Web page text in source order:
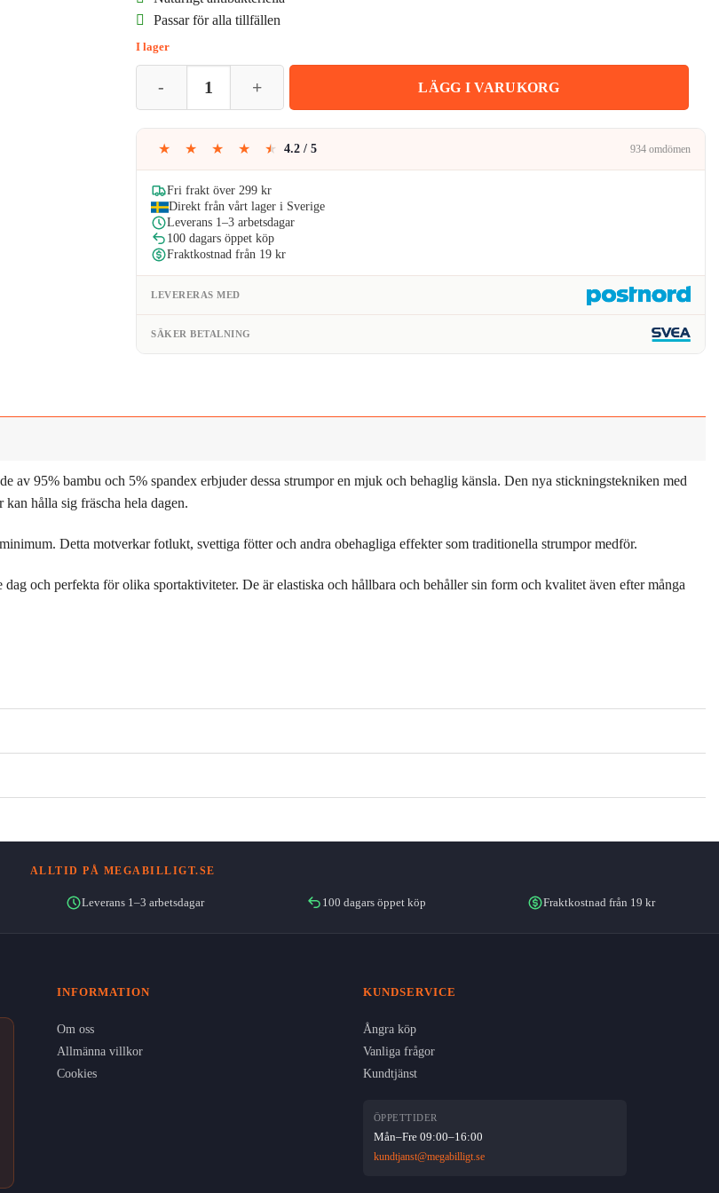
var:
59kr.41kr.
Passar för alla tillfällen
I lager
LÄGG I VARUKORG
★ ★ ★ ★ ★ 4.2 / 5 934 omdömen
Fri frakt över 299 kr
Direkt från vårt lager i Sverige
Leverans 1–3 arbetsdagar
100 dagars öppet köp
Fraktkostnad från 19 kr
LEVERERAS MED
SÄKER BETALNING
95% bambu och 5% spandex erbjuder dessa strumpor en mjuk och behaglig känsla. Den nya stickningstekniken med
hålla sig fräscha hela dagen.
Detta motverkar fotlukt, svettiga fötter och andra obehagliga effekter som traditionella strumpor medför.
och perfekta för olika sportaktiviteter. De är elastiska och hållbara och behåller sin form och kvalitet även efter många
ALLTID PÅ MEGABILLIGT.SE
Leverans 1–3 arbetsdagar 100 dagars öppet köp Fraktkostnad från 19 kr
INFORMATION
Om oss
Allmänna villkor
Cookies
KUNDSERVICE
Ångra köp
Vanliga frågor
Kundtjänst
ÖPPETTIDER
Mån–Fre 09:00–16:00
kundtjanst@megabilligt.se